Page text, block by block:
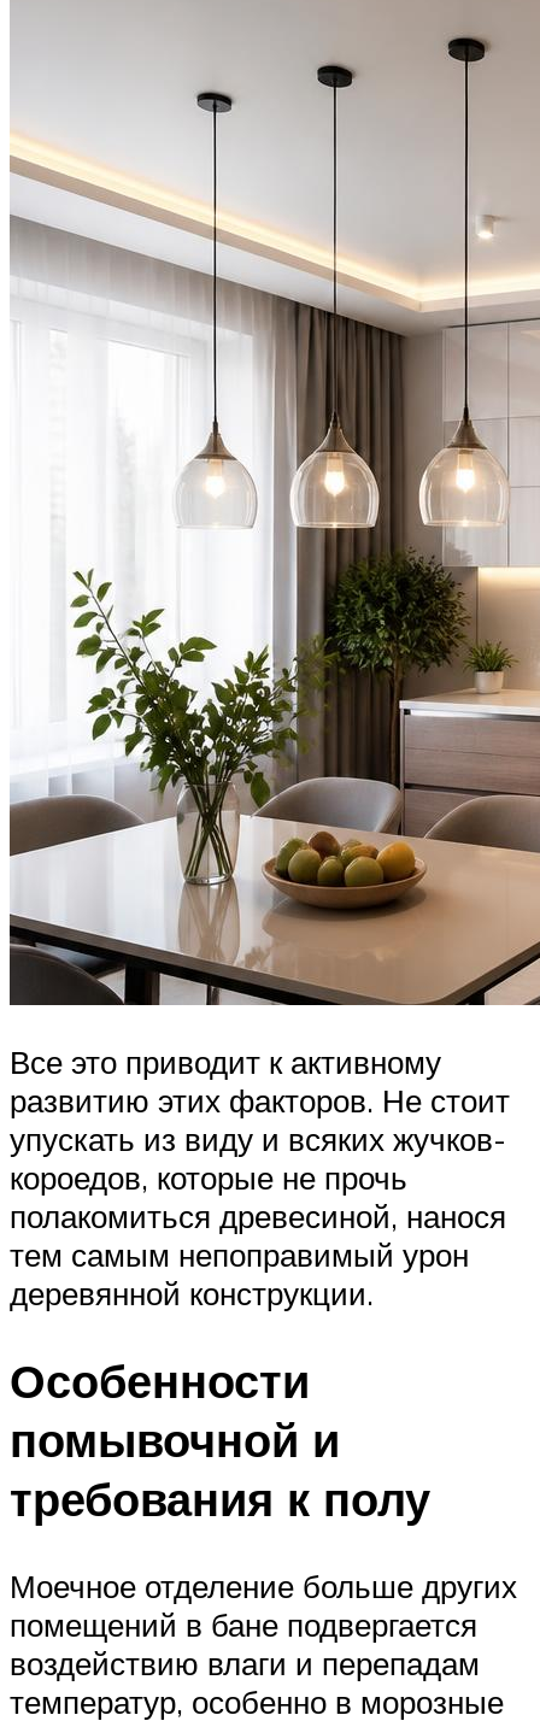
Все это приводит к активному
развитию этих факторов. Не стоит
упускать из виду и всяких жучков-
короедов, которые не прочь
полакомиться древесиной, нанося
тем самым непоправимый урон
деревянной конструкции.
Особенности
помывочной и
требования к полу
Моечное отделение больше других
помещений в бане подвергается
воздействию влаги и перепадам
температур, особенно в морозные